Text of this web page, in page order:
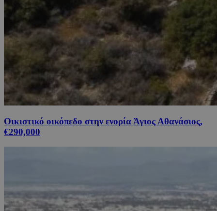
Οικιστικό οικόπεδο στην ενορία Άγιος Αθανάσιος,
€290,000